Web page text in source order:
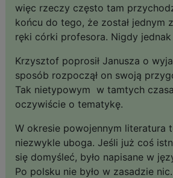
więc rzeczy często tam
końcu do tego, że został jednym
ręki córki profesora. Nigdy jednak
Krzysztof poprosił Janusza o
sposób rozpoczął on swoją
Tak nietypowym w tamtych
oczywiście o tematykę.
W okresie powojennym literatura
niezwykle uboga. Jeśli już coś
się domyśleć, było napisane w
Po polsku nie było w zasadzie